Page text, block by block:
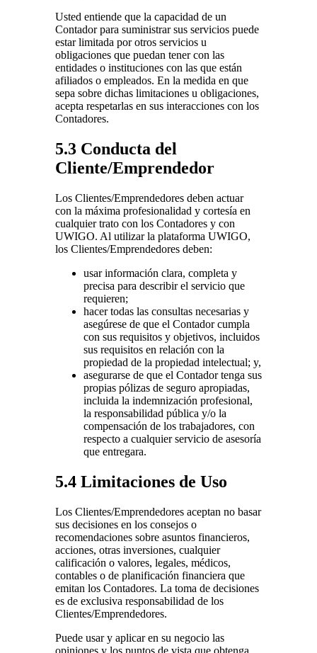
Usted entiende que la capacidad de un
Contador para suministrar sus servicios puede
estar limitada por otros servicios u
obligaciones que puedan tener con las
entidades o instituciones con las que están
afiliados o empleados. En la medida en que
sepa sobre dichas limitaciones u obligaciones,
acepta respetarlas en sus interacciones con los
Contadores.
5.3 Conducta del
Cliente/Emprendedor
Los Clientes/Emprendedores deben actuar
con la máxima profesionalidad y cortesía en
cualquier trato con los Contadores y con
UWIGO. Al utilizar la plataforma UWIGO,
los Clientes/Emprendedores deben:
usar información clara, completa y
precisa para describir el servicio que
requieren;
hacer todas las consultas necesarias y
asegúrese de que el Contador cumpla
con sus requisitos y objetivos, incluidos
sus requisitos en relación con la
propiedad de la propiedad intelectual; y,
asegurarse de que el Contador tenga sus
propias pólizas de seguro apropiadas,
incluida la indemnización profesional,
la responsabilidad pública y/o la
compensación de los trabajadores, con
respecto a cualquier servicio de asesoría
que entregara.
5.4 Limitaciones de Uso
Los Clientes/Emprendedores aceptan no basar
sus decisiones en los consejos o
recomendaciones sobre asuntos financieros,
acciones, otras inversiones, cualquier
calificación o valores, legales, médicos,
contables o de planificación financiera que
emitan los Contadores. La toma de decisiones
es de exclusiva responsabilidad de los
Clientes/Emprendedores.
Puede usar y aplicar en su negocio las
opiniones y los puntos de vista que obtenga